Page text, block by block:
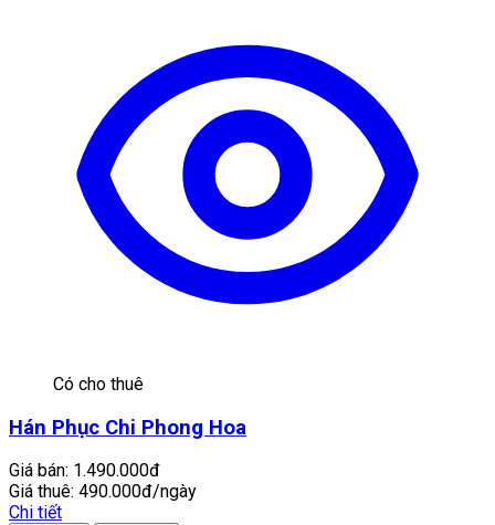
Có cho thuê
Hán Phục Chi Phong Hoa
Giá bán: 1.490.000đ
Giá thuê: 490.000đ/ngày
Chi tiết